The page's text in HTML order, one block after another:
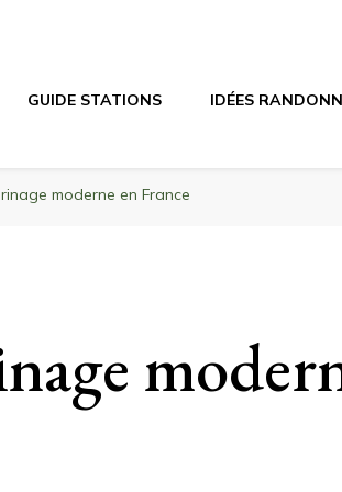
Montagne
GUIDE STATIONS IDÉES
moderne en France